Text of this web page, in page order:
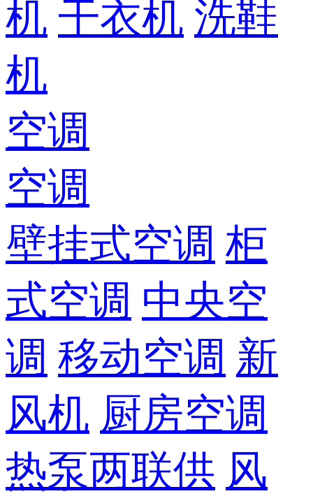
机 干衣机 洗鞋
机
空调
空调
壁挂式空调 柜
式空调 中央空
调 移动空调 新
风机 厨房空调
热泵两联供 风